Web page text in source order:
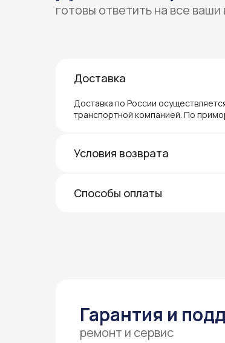
готовы ответить на все
Доставка
Доставка по России
транспортной компанией. По
Условия возврата
Способы оплаты
Гарантия и
ремонт и сервис